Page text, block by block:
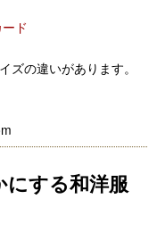
ド
ズの違いがあります。
にする和洋服